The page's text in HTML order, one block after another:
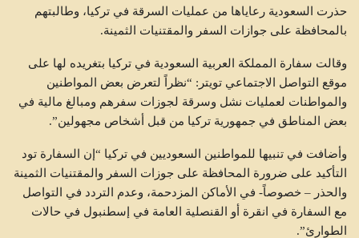
حذرت السعودية رعاياها من عمليات السرقة في تركيا، وطالبتهم
بالمحافظة على جوازات السفر والمقتنيات الثمينة.
وقالت سفارة المملكة العربية السعودية في تركيا بتغريده لها على
موقع التواصل الاجتماعي تويتر: “نظراً لتعرض بعض المواطنين
والمواطنات لعمليات نشل وسرقة لجوزات سفرهم ومبالغ مالية في
بعض المناطق في جمهورية تركيا من قبل أشخاص مجهولين”.
وأضافت في تنبيها للمواطنين السعوديين في تركيا “إن السفارة تود
التأكيد على ضرورة المحافظة على جوزات السفر والمقتنيات الثمينة
والحذر – خصوصاً- في الأماكن المزدحمة، وعدم التردد في التواصل
مع السفارة في انقرة أو القنصلية العامة في إسطنبول في حالات
الطوارئ”.